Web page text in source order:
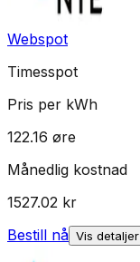
Webspot
Timesspot
Pris per kWh
122.16 øre
Månedlig kostnad
1527.02 kr
Bestill nå Vis detaljer